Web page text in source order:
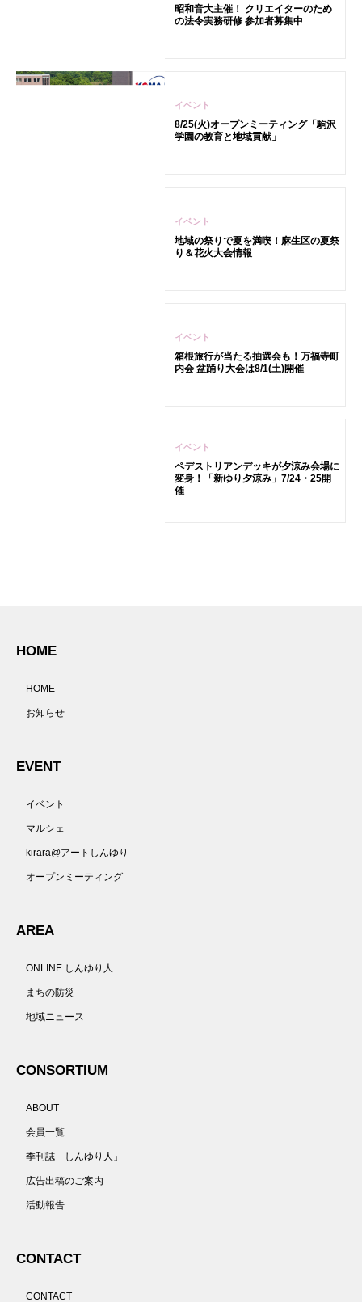
昭和音大主催！ クリエイターのため
の法令実務研修 参加者募集中
イベント
8/25(火)オープンミーティング「駒沢
学園の教育と地域貢献」
イベント
地域の祭りで夏を満喫！麻生区の夏祭
り＆花火大会情報
イベント
箱根旅行が当たる抽選会も！万福寺町
内会 盆踊り大会は8/1(土)開催
イベント
ペデストリアンデッキが夕涼み会場に
変身！「新ゆり夕涼み」7/24・25開
催
HOME
HOME
お知らせ
EVENT
イベント
マルシェ
kirara@アートしんゆり
オープンミーティング
AREA
ONLINE しんゆり人
まちの防災
地域ニュース
CONSORTIUM
ABOUT
会員一覧
季刊誌「しんゆり人」
広告出稿のご案内
活動報告
CONTACT
CONTACT